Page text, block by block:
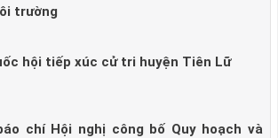
trường
hội tiếp xúc cử tri huyện Tiên Lữ
chí Hội nghị công bố Quy hoạch và